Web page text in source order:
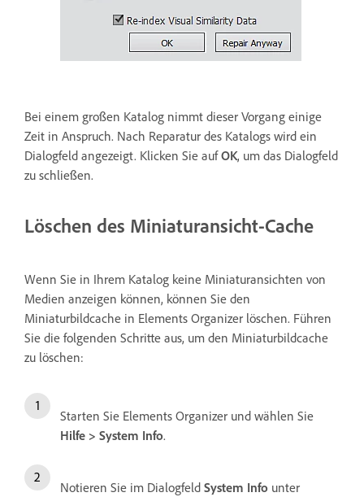
Bei einem großen Katalog nimmt dieser Vorgang einige
Zeit in Anspruch. Nach Reparatur des Katalogs wird ein
Dialogfeld angezeigt. Klicken Sie aufOK, um das Dialogfeld
zu schließen.
Löschen des Miniaturansicht-Cache
Wenn Sie in Ihrem Katalog keine Miniaturansichten von
Medien anzeigen können, können Sie den
Miniaturbildcache in Elements Organizer löschen. Führen
Sie die folgenden Schritte aus, um den Miniaturbildcache
zu löschen:
Starten Sie Elements Organizer und wählen Sie
Hilfe > System Info.
Notieren Sie im Dialogfeld System Info unter